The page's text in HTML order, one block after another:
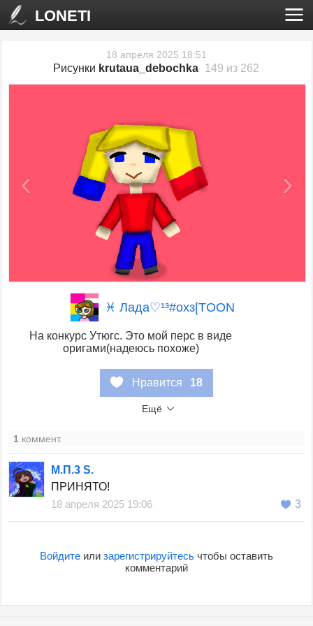
LONETI
18 апреля 2025 18:51
Рисунки krutaua_debochka 149 из 262
‹ ›
♓ Лада♡¹³#охз[TOON
На конкурс Утюгс. Это мой перс в виде
оригами(надеюсь похоже)
Нравится 18
Ещё
1 коммент.
М.П.3 S.
ПРИНЯТО!
18 апреля 2025 19:06
3
Войдитеили зарегистрируйтесьчтобы оставить
комментарий